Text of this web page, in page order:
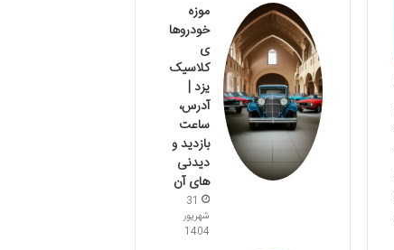
موزه
خودروها
ی
کلاسیک
یزد |
آدرس،
ساعت
بازدید و
دیدنی
های آن
31
شهریور
1404